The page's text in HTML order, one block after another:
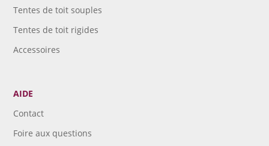
Tentes de toit souples
Tentes de toit rigides
Accessoires
AIDE
Contact
Foire aux questions